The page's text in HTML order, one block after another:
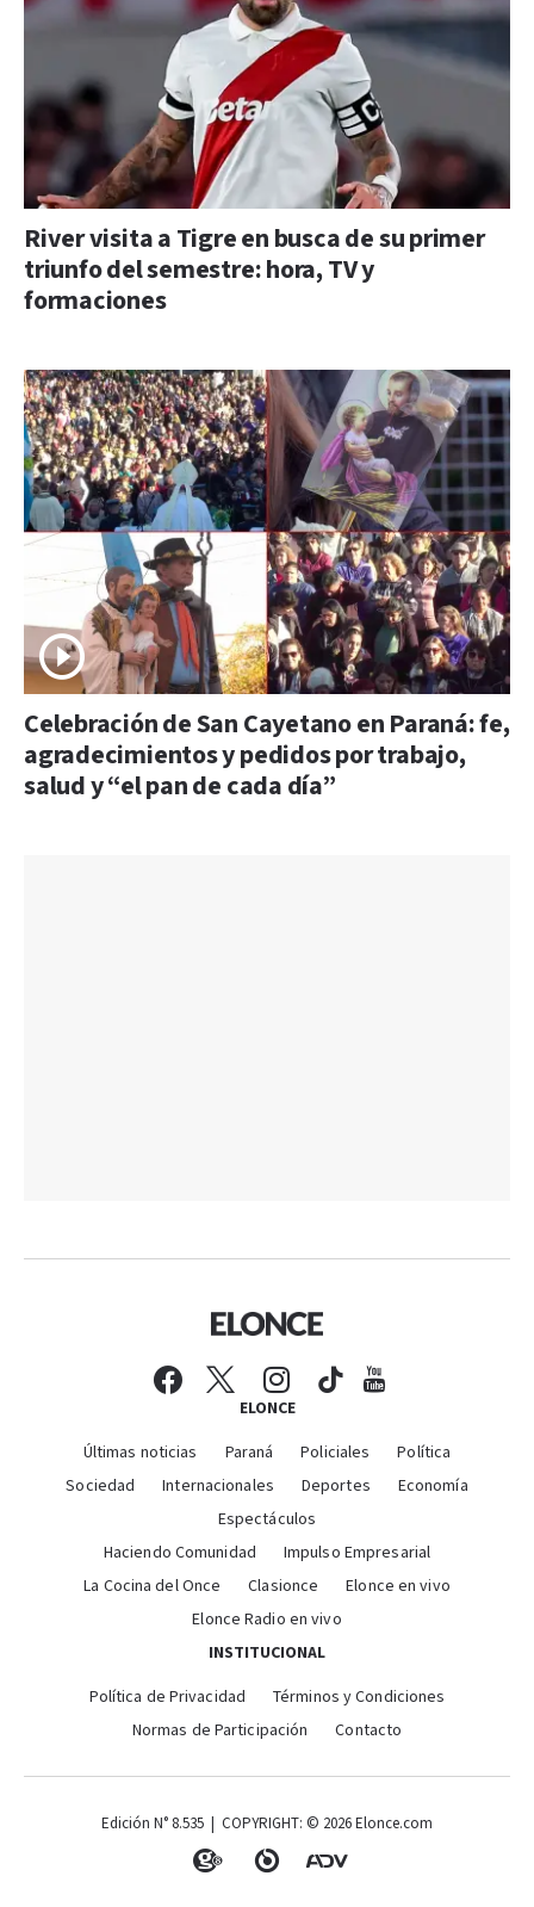
River visita a Tigre en busca de su primer
triunfo del semestre: hora, TV y
formaciones
Celebración de San Cayetano en Paraná: fe,
agradecimientos y pedidos por trabajo,
salud y “el pan de cada día”
ELONCE
Últimas noticias Paraná Policiales
Política
Sociedad
Internacionales Deportes
Economía
Espectáculos
Haciendo Comunidad
Impulso Empresarial
La Cocina del Once
Clasionce
Elonce en vivo
Elonce Radio en vivo
INSTITUCIONAL
Política de Privacidad
Términos y Condiciones
Normas de Participación
Contacto
Edición N° 8.535 | COPYRIGHT: © 2026 Elonce.com